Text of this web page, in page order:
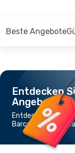
Beste Angebote
Entdecken
Angebote
Entdecken Sie die
Barcelona nach